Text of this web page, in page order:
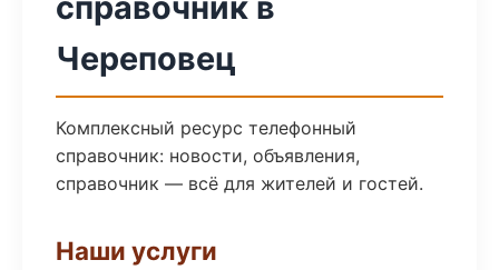
Череповец
Комплексный ресурс телефонный
справочник: новости, объявления,
справочник — всё для жителей и гостей.
Наши услуги